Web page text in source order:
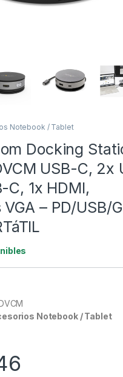
Notebook / Tablet
Docking
USB-C, 2x
C, 1x HDMI,
– PD/USB/
Notebook / Tablet